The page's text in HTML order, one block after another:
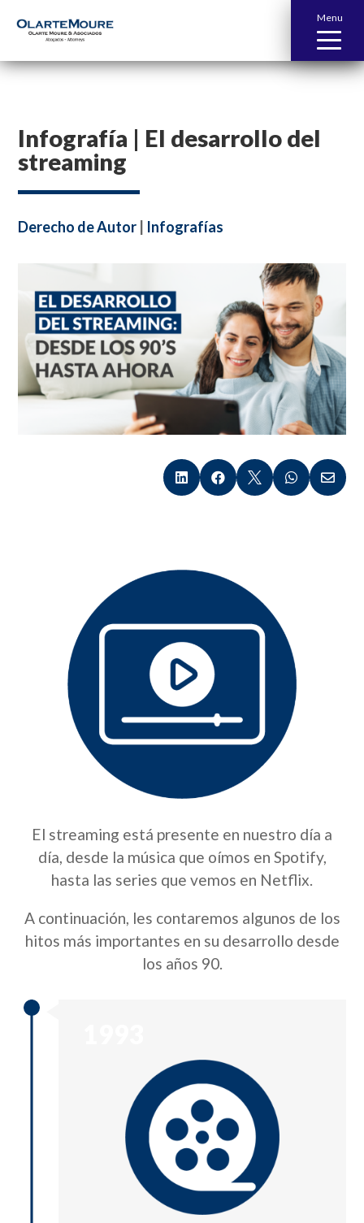
Menu
Infografía | El desarrollo del
streaming
Derecho de Autor Infografías
    
El streaming está presente en nuestro día a
día, desde la música que oímos en Spotify,
hasta las series que vemos en Netflix.
A continuación, les contaremos algunos de los
hitos más importantes en su desarrollo desde
los años 90.